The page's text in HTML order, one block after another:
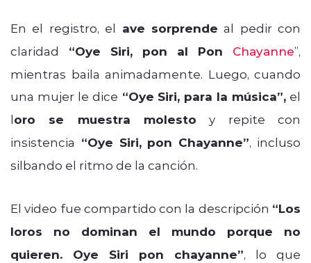
En el registro, el ave sorprende al pedir con
claridad
“Oye Siri, pon al Pon Chayanne”,
mientras baila animadamente. Luego, cuando
una mujer le dice “Oye Siri, para la música”, el
loro se muestra molesto y repite con
insistencia “Oye Siri, pon Chayanne”, incluso
silbando el ritmo de la canción.
El video fue compartido con la descripción “Los
loros no dominan el mundo porque no
quieren. Oye Siri pon chayanne”, lo que